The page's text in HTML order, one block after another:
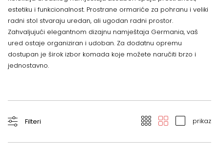
estetiku i funkcionalnost. Prostrane ormariće za pohranu i veliki
radni stol stvaraju uredan, ali ugodan radni prostor.
Zahvaljujući elegantnom dizajnu namještaja Germania, vaš
ured ostaje organiziran i udoban. Za dodatnu opremu
dostupan je širok izbor komada koje možete naručiti brzo i
jednostavno.
Filteri prikaz